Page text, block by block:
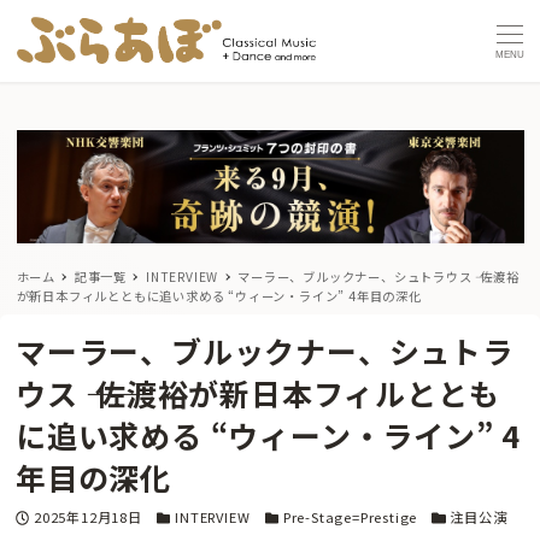
MENU
ホーム 記事一覧 INTERVIEW
マーラー、ブルックナー、シュトラウス ―― 佐渡裕
が新日本フィルとともに追い求める “ウィーン・ライン” 4年目の深化
マーラー、ブルックナー、シュトラ
ウス ―― 佐渡裕が新日本フィルととも
に追い求める “ウィーン・ライン” 4
年目の深化
投稿日
2025年12月18日 カテゴリー
INTERVIEW カテゴリー
Pre-Stage=Prestige カテゴリー
注目公演